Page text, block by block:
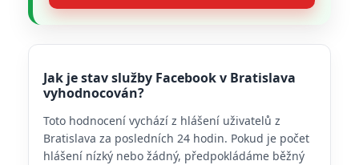
Jak je stav služby Facebook v Bratislava
vyhodnocován?
Toto hodnocení vychází z hlášení uživatelů z
Bratislava za posledních 24 hodin. Pokud je počet
hlášení nízký nebo žádný, předpokládáme běžný